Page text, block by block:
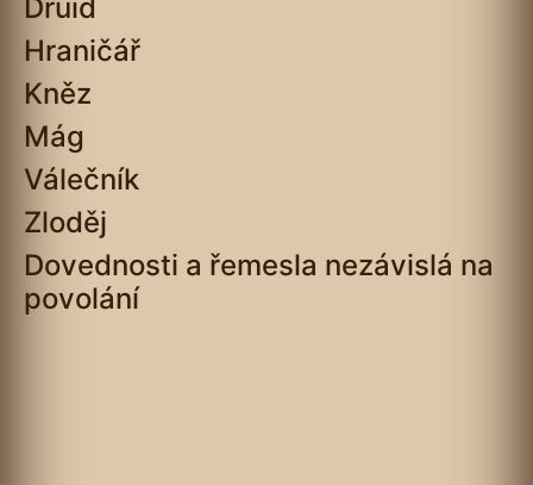
Druid
Hraničář
Kněz
Mág
Válečník
Zloděj
Dovednosti a řemesla nezávislá na
povolání